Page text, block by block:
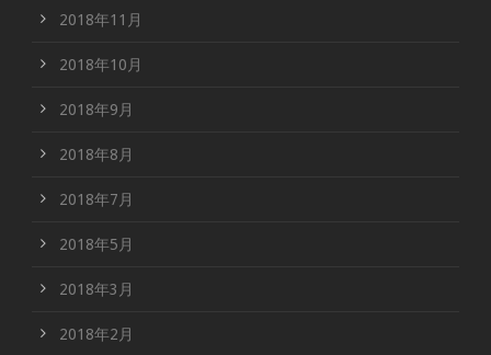
2018年11月
2018年10月
2018年9月
2018年8月
2018年7月
2018年5月
2018年3月
2018年2月